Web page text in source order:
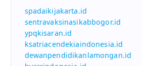
spadaikijakarta.id
sentravaksinasikabbogor.id
ypqkisaran.id
ksatriacendekiaindonesia.id
dewanpendidikanlamongan.id